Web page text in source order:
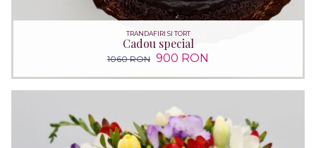
TRANDAFIRI SI TORT
Cadou special
1060 RON 900 RON